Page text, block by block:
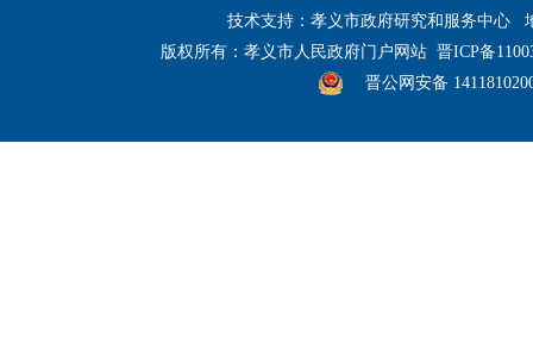
技术支持：孝义市政府研究和服务中心
版权所有：孝义市人民政府门户网站 晋ICP备
晋公网安备